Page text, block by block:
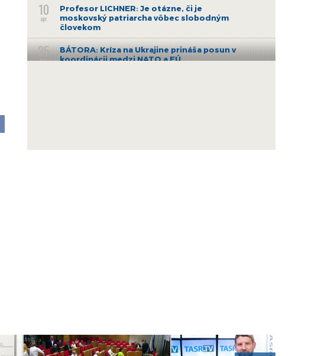
10
apr
Profesor LICHNER: Je otázne, či je
moskovský patriarcha vôbec slobodným
človekom
25
mar
BÁTORA: Kríza na Ukrajine prináša posun v
koordinácii medzi NATO a EÚ
15
23
HUMAN FORUM 2021: Posilňovanie